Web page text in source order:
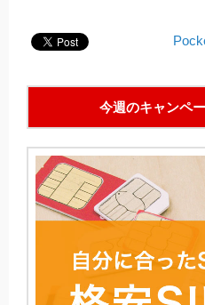
今週のキャンペ